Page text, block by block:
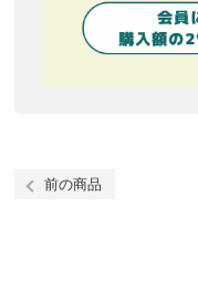
前の商品